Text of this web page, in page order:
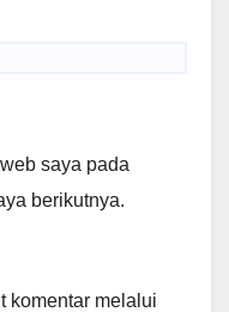
saya pada
berikutnya.
komentar melalui